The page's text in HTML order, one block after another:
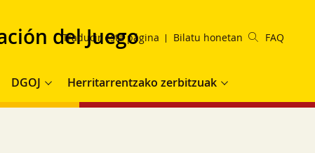
del Juego
Traducir esta página Bilatu honetan FAQ
DGOJ Herritarrentzako zerbitzuak